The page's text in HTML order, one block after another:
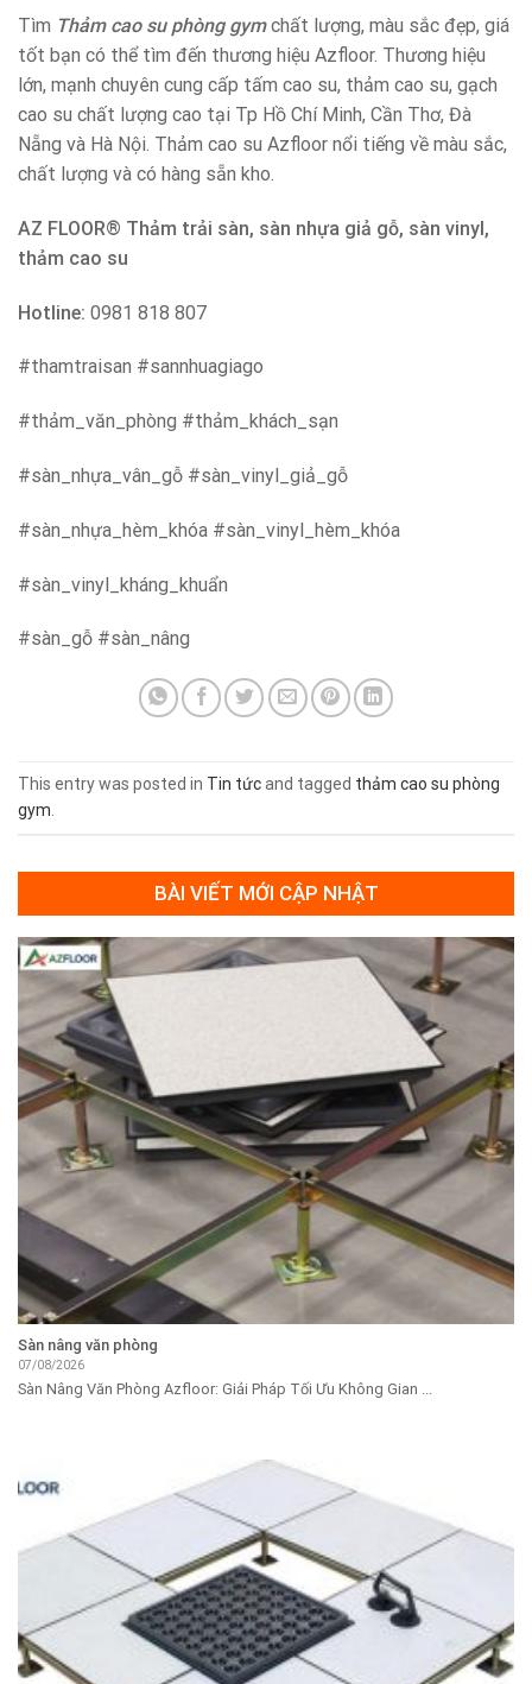
Tìm Thảm cao su phòng gymchất lượng, màu sắc đẹp, giá
tốt bạn có thể tìm đến thương hiệu Azfloor. Thương hiệu
lớn, mạnh chuyên cung cấp tấm cao su, thảm cao su, gạch
cao su chất lượng cao tại Tp Hồ Chí Minh, Cần Thơ, Đà
Nẵng và Hà Nội. Thảm cao su Azfloor nổi tiếng về màu sắc,
chất lượng và có hàng sẵn kho.
AZ FLOOR® Thảm trải sàn, sàn nhựa giả gỗ, sàn vinyl,
thảm cao su
Hotline: 0981 818 807
#thamtraisan #sannhuagiago
#thảm_văn_phòng #thảm_khách_sạn
#sàn_nhựa_vân_gỗ #sàn_vinyl_giả_gỗ
#sàn_nhựa_hèm_khóa #sàn_vinyl_hèm_khóa
#sàn_vinyl_kháng_khuẩn
#sàn_gỗ #sàn_nâng
This entry was posted in Tin tứcand tagged thảm cao su phòng
gym.
BÀI VIẾT MỚI CẬP NHẬT
Sàn nâng văn phòng
07/08/2026
Sàn Nâng Văn Phòng Azfloor: Giải Pháp Tối Ưu Không Gian ...